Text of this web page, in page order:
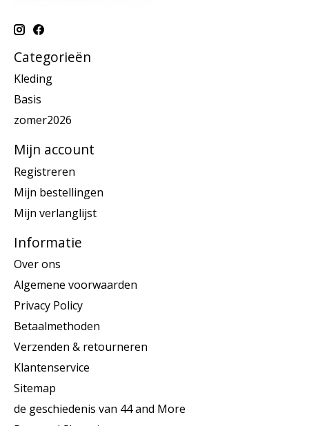
Categorieën
Kleding
Basis
zomer2026
Mijn account
Registreren
Mijn bestellingen
Mijn verlanglijst
Informatie
Over ons
Algemene voorwaarden
Privacy Policy
Betaalmethoden
Verzenden & retourneren
Klantenservice
Sitemap
de geschiedenis van 44 and More